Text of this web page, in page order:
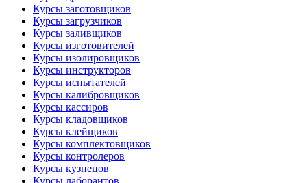
Курсы заготовщиков
Курсы загрузчиков
Курсы заливщиков
Курсы изготовителей
Курсы изолировщиков
Курсы инструкторов
Курсы испытателей
Курсы калибровщиков
Курсы кассиров
Курсы кладовщиков
Курсы клейщиков
Курсы комплектовщиков
Курсы контролеров
Курсы кузнецов
Курсы лаборантов